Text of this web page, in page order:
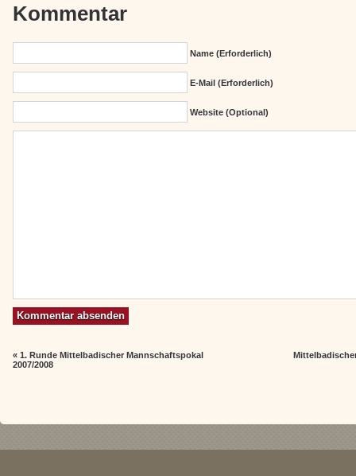
Kommentar
Name (erforderlich)
E-Mail (erforderlich)
Website (Optional)
«1. Runde Mittelbadischer Mannschaftspokal
2007/2008